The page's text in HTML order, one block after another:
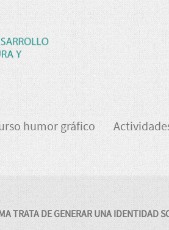
humor gráfico
TRATA DE GENERAR UNA IDENTIDAD